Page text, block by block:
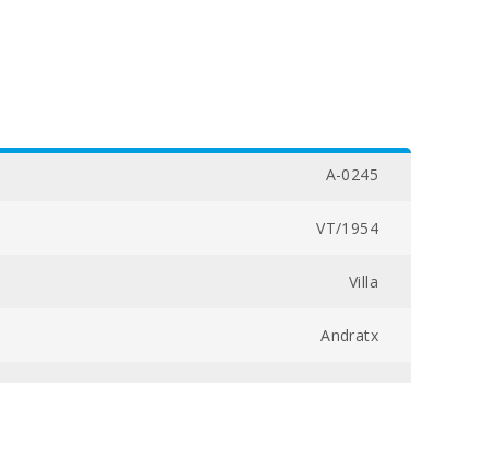
A-0245
VT/1954
Villa
Andratx